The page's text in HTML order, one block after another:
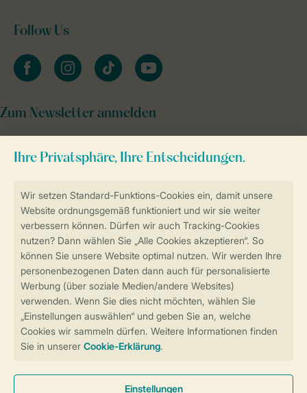
Sicherstellung Deiner Privatsphäre
Sicher und schnell zur Online-Buchung
Sichere Datenübertragung
Sicheres Bezahlen
Follow Us
facebookinstagramtiktok youtube
Zum Newsletter anmelden